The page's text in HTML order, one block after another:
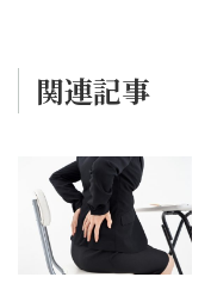
関連記事